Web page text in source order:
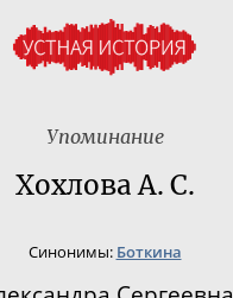
Упоминание
Хохлова А. С.
Синонимы: Боткина